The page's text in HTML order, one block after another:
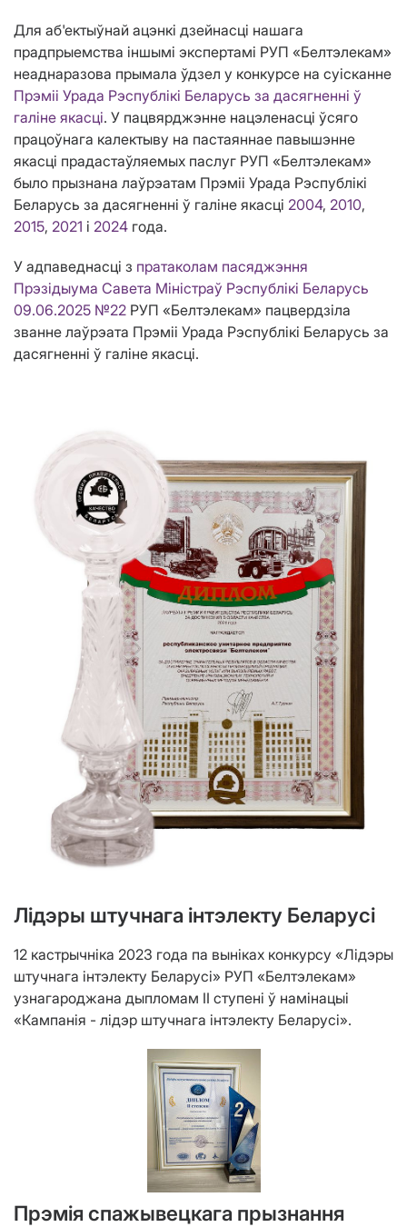
Для аб'ектыўнай ацэнкі дзейнасці нашага
прадпрыемства іншымі экспертамі РУП «Белтэлекам»
неаднаразова прымала ўдзел у конкурсе на суісканне
Прэміі Урада Рэспублікі Беларусь за дасягненні ў
галіне якасці. У пацвярджэнне нацэленасці ўсяго
працоўнага калектыву на пастаяннае павышэнне
якасці прадастаўляемых паслуг РУП «Белтэлекам»
было прызнана лаўрэатам Прэміі Урада Рэспублікі
Беларусь за дасягненні ў галіне якасці 2004, 2010,
2015, 2021 і 2024 года.
У адпаведнасці з пратаколам пасяджэння
Прэзідыума Савета Міністраў Рэспублікі Беларусь
09.06.2025 №22 РУП «Белтэлекам» пацвердзіла
званне лаўрэата Прэміі Урада Рэспублікі Беларусь за
дасягненні ў галіне якасці.
Лідэры штучнага інтэлекту Беларусі
12 кастрычніка 2023 года па выніках конкурсу «Лідэры
штучнага інтэлекту Беларусі» РУП «Белтэлекам»
узнагароджана дыпломам ІІ ступені ў намінацыі
«Кампанія - лідэр штучнага інтэлекту Беларусі».
Прэмія спажывецкага прызнання